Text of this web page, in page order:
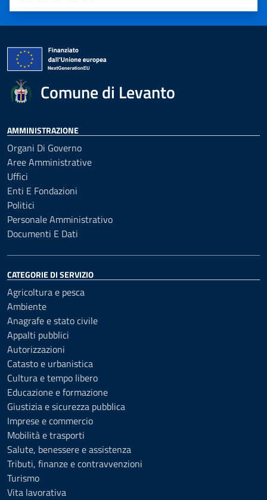
Valuta 5 stelle su 5
Valuta 4 stelle su 5
Valuta 3 stelle su 5
Valuta 2 stelle su 5
Valuta 1 stelle su 5
Comune di Levanto
AMMINISTRAZIONE
Organi Di Governo
Aree Amministrative
Uffici
Enti E Fondazioni
Politici
Personale Amministrativo
Documenti E Dati
CATEGORIE DI SERVIZIO
Agricoltura e pesca
Ambiente
Anagrafe e stato civile
Appalti pubblici
Autorizzazioni
Catasto e urbanistica
Cultura e tempo libero
Educazione e formazione
Giustizia e sicurezza pubblica
Imprese e commercio
Mobilità e trasporti
Salute, benessere e assistenza
Tributi, finanze e contravvenzioni
Turismo
Vita lavorativa